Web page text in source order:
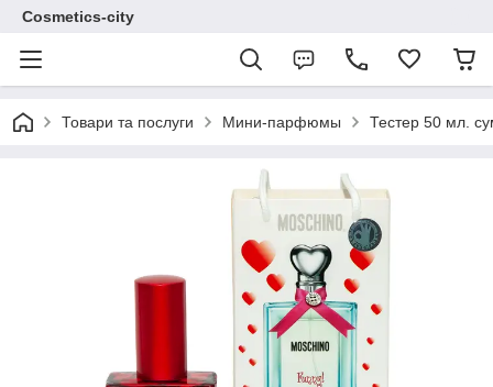
Cosmetics-city
Товари та послуги Мини-парфюмы Тестер 50 мл.